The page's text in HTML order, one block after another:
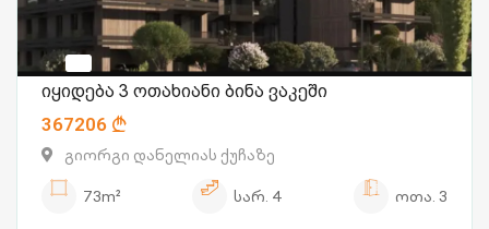
იყიდება 3 ოთახიანი ბინა ვაკეში
367206
გიორგი დანელიას ქუჩაზე
73m²
სარ. 4 ოთა. 3